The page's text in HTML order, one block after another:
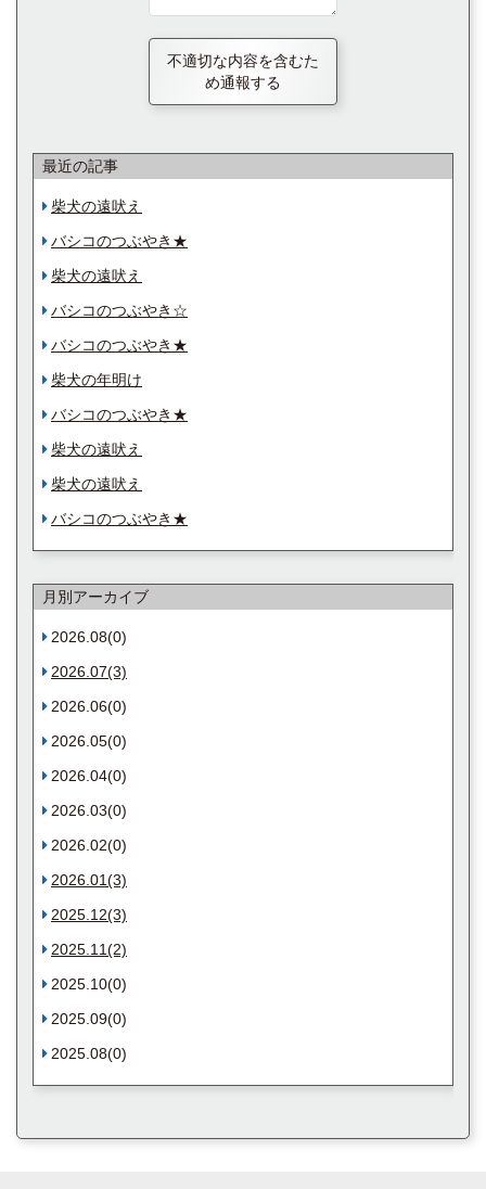
不適切な内容を含むた
め通報する
最近の記事
柴犬の遠吠え
バシコのつぶやき★
柴犬の遠吠え
バシコのつぶやき☆
バシコのつぶやき★
柴犬の年明け
バシコのつぶやき★
柴犬の遠吠え
柴犬の遠吠え
バシコのつぶやき★
月別アーカイブ
2026.08(0)
2026.07(3)
2026.06(0)
2026.05(0)
2026.04(0)
2026.03(0)
2026.02(0)
2026.01(3)
2025.12(3)
2025.11(2)
2025.10(0)
2025.09(0)
2025.08(0)